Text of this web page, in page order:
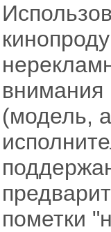
внимания
(модель,
пометки